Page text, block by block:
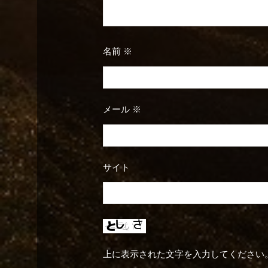
名前 ※
メール ※
サイト
上に表示された文字を入力してください